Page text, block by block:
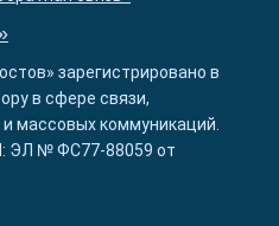
зарегистрировано в
в сфере связи,
массовых коммуникаций.
ЭЛ № ФС77-88059 от